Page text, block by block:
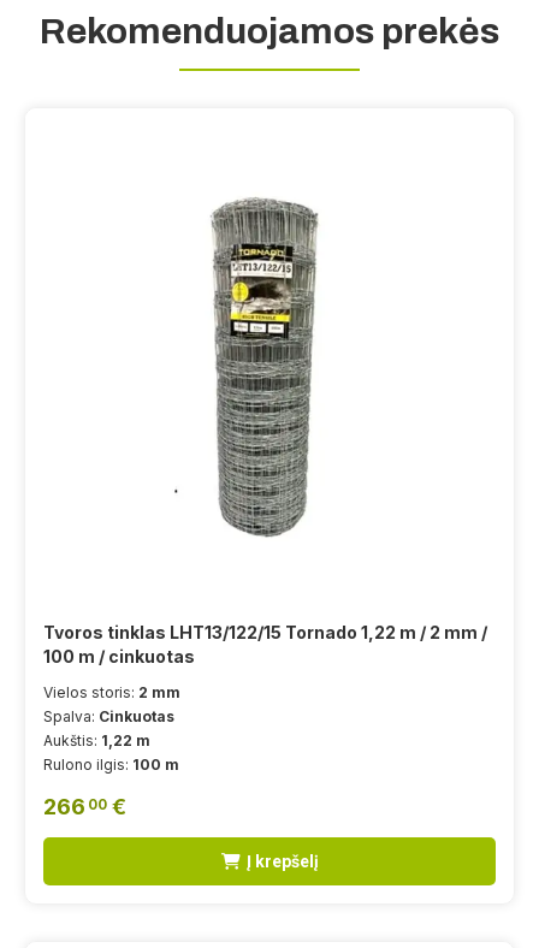
Rekomenduojamos prekės
Tvoros tinklas LHT13/122/15 Tornado 1,22 m / 2 mm /
100 m / cinkuotas
Vielos storis: 2 mm
Spalva: Cinkuotas
Aukštis: 1,22 m
Rulono ilgis: 100 m
266 00 €
Į krepšelį